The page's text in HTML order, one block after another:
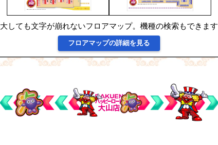
しても文字が崩れないフロアマップ。機種の検索もできま
フロアマップの詳細を見る